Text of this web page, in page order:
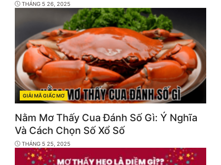
THÁNG 5 26, 2025
CATEGORIES
GIẢI MÃ GIẤC MƠ
Nằm Mơ Thấy Cua Đánh Số Gì: Ý Nghĩa
Và Cách Chọn Số Xổ Số
THÁNG 5 25, 2025